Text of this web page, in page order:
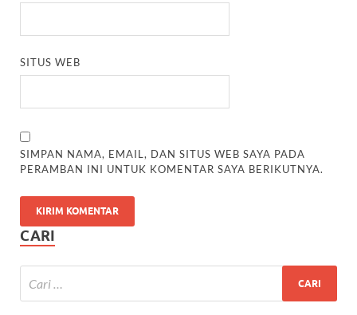
SITUS WEB
SIMPAN NAMA, EMAIL, DAN SITUS WEB SAYA PADA
PERAMBAN INI UNTUK KOMENTAR SAYA BERIKUTNYA.
CARI